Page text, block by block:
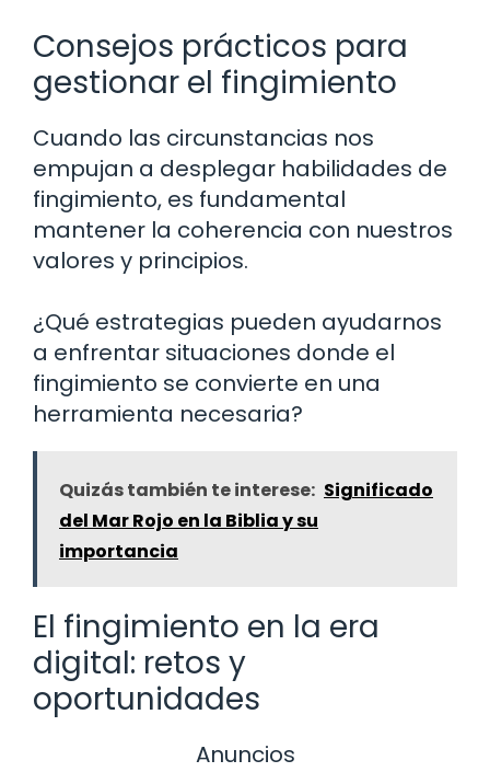
Consejos prácticos para
gestionar el fingimiento
Cuando las circunstancias nos
empujan a desplegar habilidades de
fingimiento, es fundamental
mantener la coherencia con nuestros
valores y principios.
¿Qué estrategias pueden ayudarnos
a enfrentar situaciones donde el
fingimiento se convierte en una
herramienta necesaria?
Quizás también te interese: Significado
del Mar Rojo en la Biblia y su
importancia
El fingimiento en la era
digital: retos y
oportunidades
Anuncios